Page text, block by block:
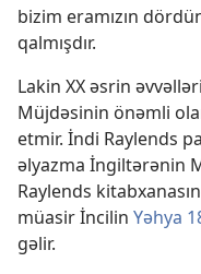
bizim eramızın
qalmışdır.
Lakin XX əsrin
Müjdəsinin önəmli
etmir. İndi Raylends
əlyazma İngiltərənin
Raylends
müasir İncilin Yəhya
gəlir.